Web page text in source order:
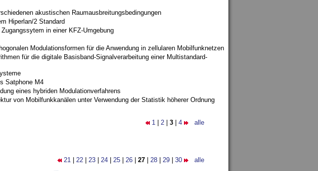
akustischen Raumausbreitungsbedingungen
Hiperlan/2 Standard
in einer KFZ-Umgebung
Modulationsformen für die Anwendung in zellularen Mobilfunknetzen
für die digitale Basisband-Signalverarbeitung einer Multistandard-
Satphone M4
eines hybriden Modulationverfahrens
von Mobilfunkkanälen unter Verwendung der Statistik höherer Ordnung
1 2 3 4 alle
21 22 23 24 25 26 27 28 29 30 alle